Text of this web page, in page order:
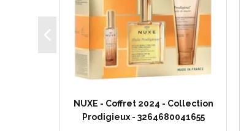
NUXE - Coffret 2024 - Collection
Prodigieux - 3264680041655